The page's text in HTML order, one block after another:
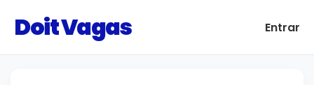
Doit Vagas Entrar